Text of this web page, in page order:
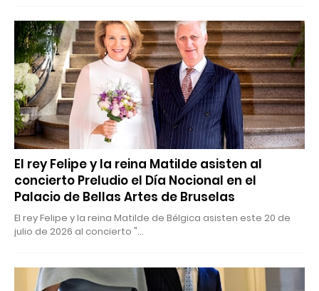
El rey Felipe y la reina Matilde asisten al
concierto Preludio el Día Nocional en el
Palacio de Bellas Artes de Bruselas
El rey Felipe y la reina Matilde de Bélgica asisten este 20 de
julio de 2026 al concierto "…